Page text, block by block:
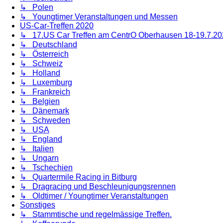
↳ Polen
↳ Youngtimer Veranstaltungen und Messen
US-Car-Treffen 2020
↳ 17.US Car Treffen am CentrO Oberhausen 18-
↳ Deutschland
↳ Österreich
↳ Schweiz
↳ Holland
↳ Luxemburg
↳ Frankreich
↳ Belgien
↳ Dänemark
↳ Schweden
↳ USA
↳ England
↳ Italien
↳ Ungarn
↳ Tschechien
↳ Quartermile Racing in Bitburg
↳ Dragracing und Beschleunigungsrennen
↳ Oldtimer / Youngtimer Veranstaltungen
Sonstiges
↳ Stammtische und regelmässige Treffen.